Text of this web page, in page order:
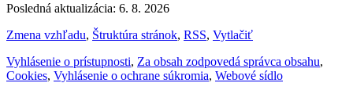
Posledná aktualizácia: 6. 8. 2026
Zmena vzhľadu, Štruktúra stránok, RSS, Vytlačiť
Vyhlásenie o prístupnosti, Za obsah zodpovedá správca obsahu,
Cookies, Vyhlásenie o ochrane súkromia, Webové sídlo